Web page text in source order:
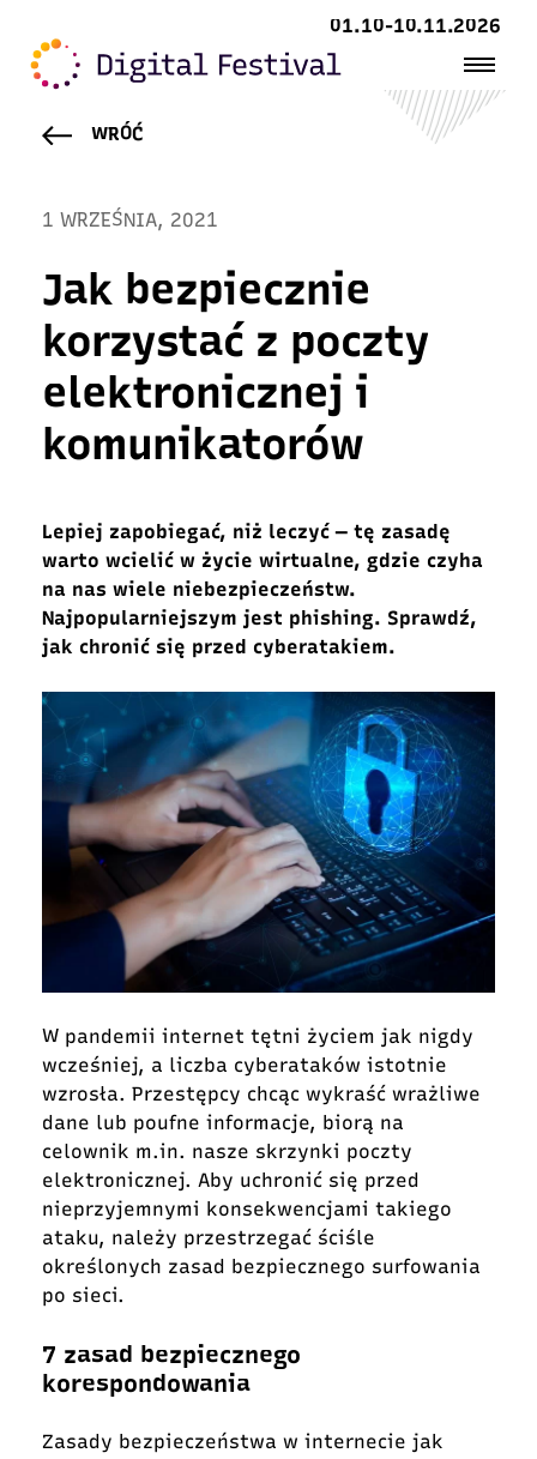
01.10-10.11.2026
WRÓĆ
1 WRZEŚNIA, 2021
Jak bezpiecznie
korzystać z poczty
elektronicznej i
komunikatorów
Lepiej zapobiegać, niż leczyć ― tę zasadę
warto wcielić w życie wirtualne, gdzie czyha
na nas wiele niebezpieczeństw.
Najpopularniejszym jest phishing. Sprawdź,
jak chronić się przed cyberatakiem.
W pandemii internet tętni życiem jak nigdy
wcześniej, a liczba cyberataków istotnie
wzrosła. Przestępcy chcąc wykraść wrażliwe
dane lub poufne informacje, biorą na
celownik m.in. nasze skrzynki poczty
elektronicznej. Aby uchronić się przed
nieprzyjemnymi konsekwencjami takiego
ataku, należy przestrzegać ściśle
określonych zasad bezpiecznego surfowania
po sieci.
7 zasad bezpiecznego
korespondowania
Zasady bezpieczeństwa w internecie jak